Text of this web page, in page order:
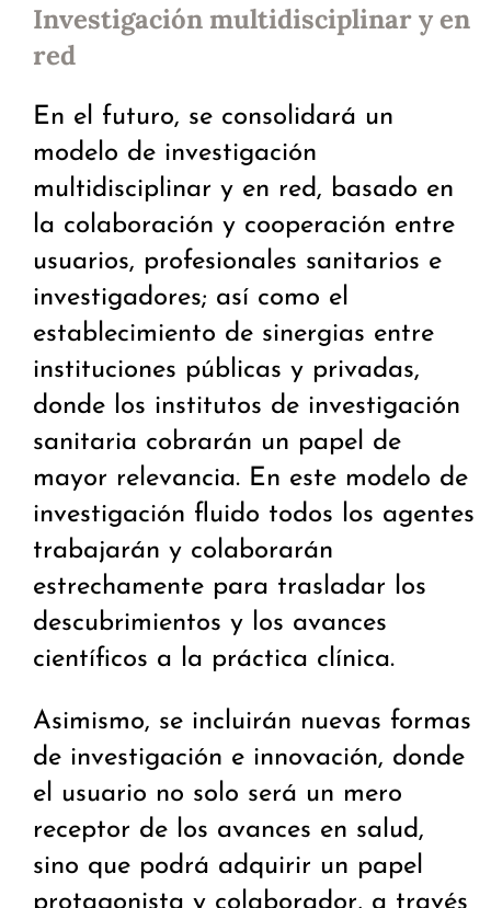
Investigación multidisciplinar y en
red
En el futuro, se consolidará un
modelo de investigación
multidisciplinar y en red, basado en
la colaboración y cooperación entre
usuarios, profesionales sanitarios e
investigadores; así como el
establecimiento de sinergias entre
instituciones públicas y privadas,
donde los institutos de investigación
sanitaria cobrarán un papel de
mayor relevancia. En este modelo de
investigación fluido todos los agentes
trabajarán y colaborarán
estrechamente para trasladar los
descubrimientos y los avances
científicos a la práctica clínica.
Asimismo, se incluirán nuevas formas
de investigación e innovación, donde
el usuario no solo será un mero
receptor de los avances en salud,
sino que podrá adquirir un papel
protagonista y colaborador, a través